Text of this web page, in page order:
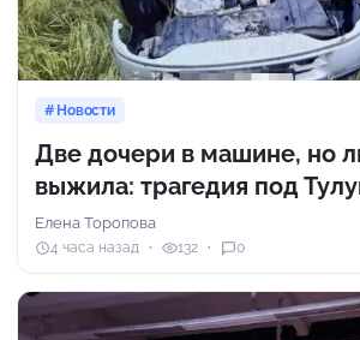
Новости
Две дочери в машине, но
выжила: трагедия под
Елена Торопова
4 часа назад 132 0